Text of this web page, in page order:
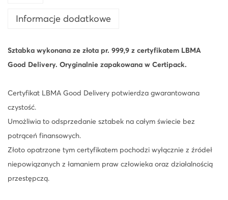
ł
z
Informacje dodatkowe
Sztabka wykonana ze złota pr. 999,9 z certyfikatem LBMA
Good Delivery. Oryginalnie zapakowana w Certipack.
Certyfikat LBMA Good Delivery potwierdza gwarantowana
czystość.
Umożliwia to odsprzedanie sztabek na całym świecie bez
potrąceń finansowych.
Złoto opatrzone tym certyfikatem pochodzi wyłącznie z źródeł
niepowiązanych z łamaniem praw człowieka oraz działalnością
przestępczą.